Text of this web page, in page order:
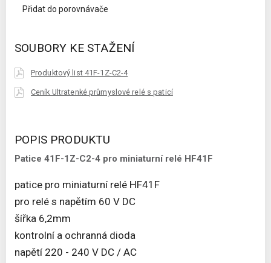
Přidat do porovnávače
SOUBORY KE STAŽENÍ
Produktový list 41F-1Z-C2-4
Ceník Ultratenké průmyslové relé s paticí
POPIS PRODUKTU
Patice 41F-1Z-C2-4 pro miniaturní relé HF41F
patice pro miniaturní relé HF41F
pro relé s napětím 60 V DC
šířka 6,2mm
kontrolní a ochranná dioda
napětí 220 - 240 V DC / AC